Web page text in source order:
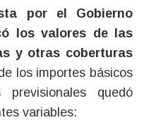
por el Gobierno
los valores de las
y otras coberturas
los importes básicos
quedó
variables: